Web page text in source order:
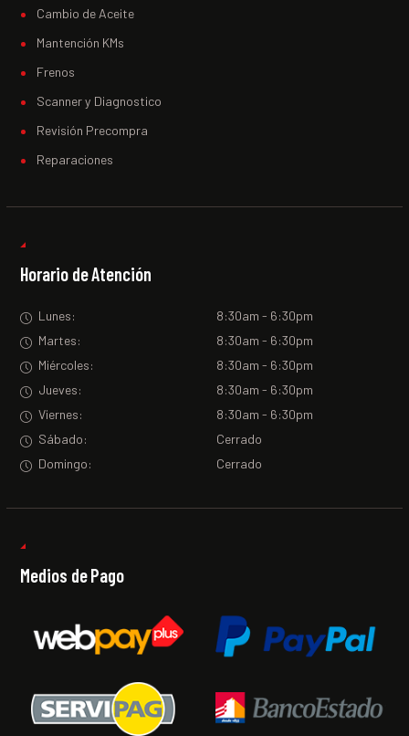
Cambio de Aceite
Mantención KMs
Frenos
Scanner y Diagnostico
Revisión Precompra
Reparaciones
Horario de Atención
Lunes:
8:30am - 6:30pm
Martes:
8:30am - 6:30pm
Miércoles:
8:30am - 6:30pm
Jueves:
8:30am - 6:30pm
Viernes:
8:30am - 6:30pm
Sábado:
Cerrado
Domingo:
Cerrado
Medios de Pago